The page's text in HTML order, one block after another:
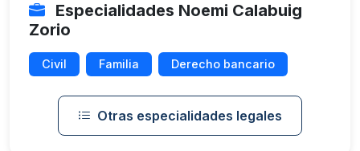
Especialidades Noemi Calabuig
Zorio
Civil Familia Derecho bancario
Otras especialidades legales